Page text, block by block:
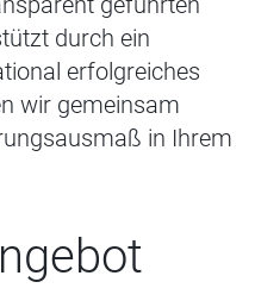
durch ein
erfolgreiches
wir gemeinsam
in Ihrem